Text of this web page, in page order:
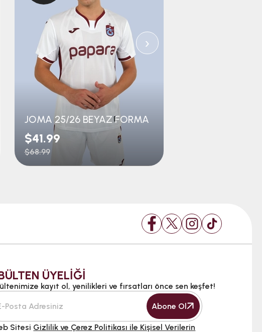
JOMA 25/26 BEYAZ FORMA
$41.99
$68.99
›
ÜYELİĞİ
kayıt ol, yenilikleri ve fırsatları önce sen keşfet!
Abone Ol
Sitesi Gizlilik ve Çerez Politikası ile Kişisel Verilerin